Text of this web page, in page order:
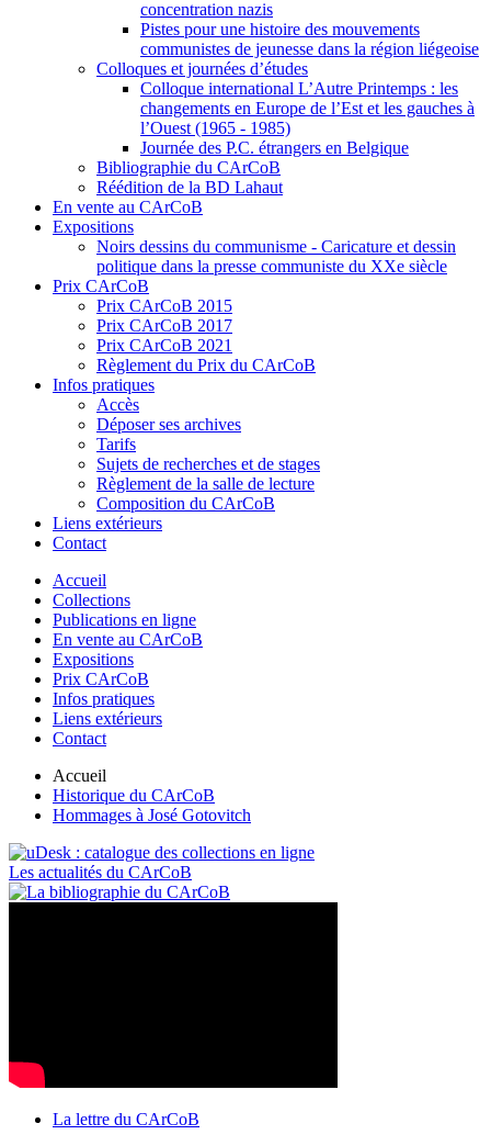
concentration nazis
Pistes pour une histoire des mouvements
communistes de jeunesse dans la région liégeoise
Colloques et journées d’études
Colloque international L’Autre Printemps : les
changements en Europe de l’Est et les gauches à
l’Ouest (1965 - 1985)
Journée des P.C. étrangers en Belgique
Bibliographie du CArCoB
Réédition de la BD Lahaut
En vente au CArCoB
Expositions
Noirs dessins du communisme - Caricature et dessin
politique dans la presse communiste du XXe siècle
Prix CArCoB
Prix CArCoB 2015
Prix CArCoB 2017
Prix CArCoB 2021
Règlement du Prix du CArCoB
Infos pratiques
Accès
Déposer ses archives
Tarifs
Sujets de recherches et de stages
Règlement de la salle de lecture
Composition du CArCoB
Liens extérieurs
Contact
Accueil
Collections
Publications en ligne
En vente au CArCoB
Expositions
Prix CArCoB
Infos pratiques
Liens extérieurs
Contact
Accueil
Historique du CArCoB
Hommages à José Gotovitch
Les actualités du CArCoB
La lettre du CArCoB